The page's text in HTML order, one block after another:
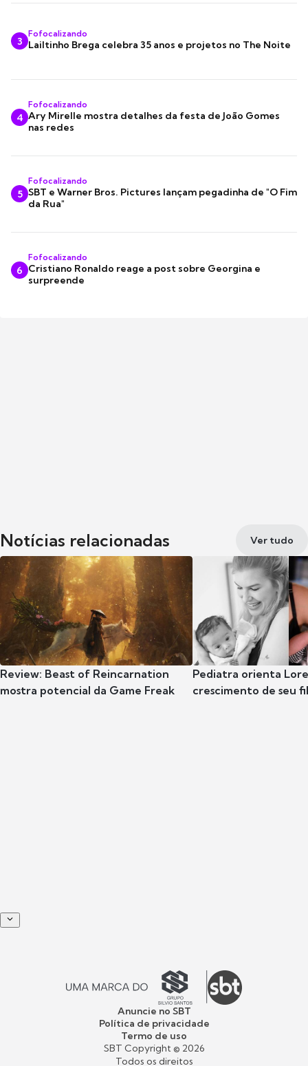
3
Fofocalizando
Lailtinho Brega celebra 35 anos e projetos no The Noite
4
Fofocalizando
Ary Mirelle mostra detalhes da festa de João Gomes
nas redes
5
Fofocalizando
SBT e Warner Bros. Pictures lançam pegadinha de "O Fim
da Rua"
6
Fofocalizando
Cristiano Ronaldo reage a post sobre Georgina e
surpreende
Notícias relacionadas Ver tudo
Review: Beast of Reincarnation
mostra potencial da Game Freak
Pediatra orienta
crescimento de seu
Anuncie no SBT
Política de privacidade
Termo de uso
SBT Copyright © 2026
Todos os direitos